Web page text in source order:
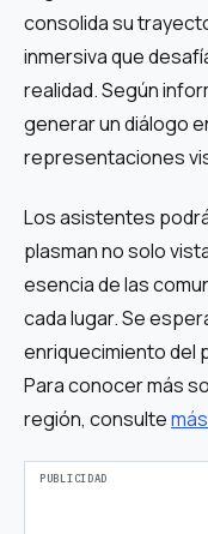
consolida su
inmersiva que
realidad. Según
generar un diálogo
representaciones
Los asistentes
plasman no solo
esencia de las
cada lugar. Se
enriquecimiento del
Para conocer más
región, consulte